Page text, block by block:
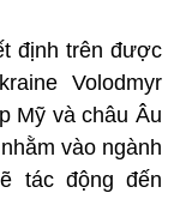
định trên được
Volodmyr
Mỹ và châu Âu
vào ngành
tác động đến